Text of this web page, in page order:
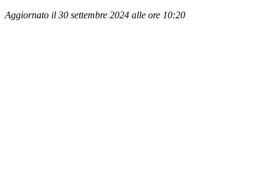
Aggiornato il 30 settembre 2024 alle ore 10:20